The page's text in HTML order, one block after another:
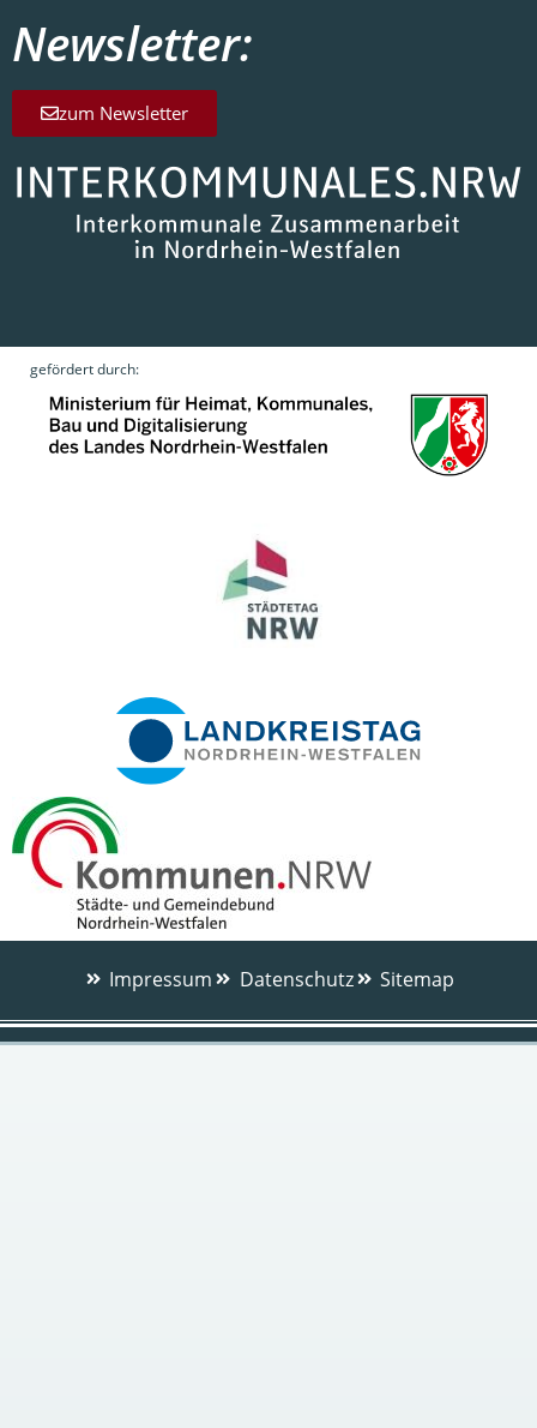
Newsletter:
zum Newsletter
gefördert durch:
Impressum Datenschutz Sitemap